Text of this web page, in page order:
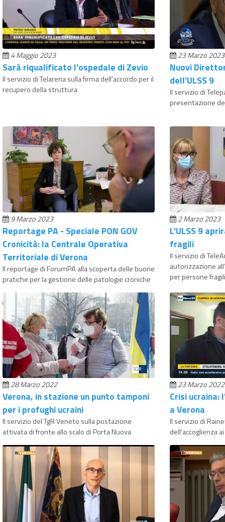
4 Maggio 2023
Sarà riqualificato l'ospedale di Zevio
Il servizio di Telarena sulla firma dell'accordo per il
recupero della struttura
23 Marzo 2023
Nuovi
dell'ULSS 9
Il servizio di
presentazione
9 Marzo 2023
Reportage PA - Speciale PON GOV
Cronicità: la Centrale Operativa
Territoriale di Verona
Il reportage di ForumPA alla scoperta delle buone
pratiche per la gestione delle patologie croniche
2 Marzo 2023
L'ULSS 9
fragili
Il servizio di
autorizzazione
per persone
28 Marzo 2022
Verona, in stazione un punto tamponi
per i profughi ucraini
Il servizio del TgR Veneto sulla postazione
attivata di fronte allo scalo di Porta Nuova
23 Marzo 2022
Crisi
a Verona
Il servizio di
dell'accoglienza